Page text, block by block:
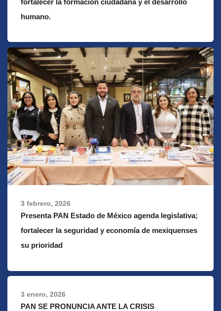
fortalecer la formación ciudadana y el desarrollo
humano.
3 febrero, 2026
Presenta PAN Estado de México agenda legislativa;
fortalecer la seguridad y economía de mexiquenses
su prioridad
3 enero, 2026
PAN SE PRONUNCIA ANTE LA CRISIS